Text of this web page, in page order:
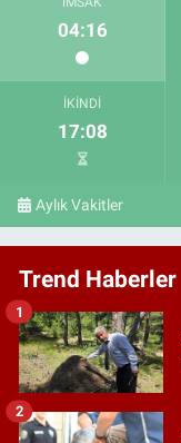
04:16
İKINDI
17:08
Aylık Vakitler
Trend Haberler
1
2